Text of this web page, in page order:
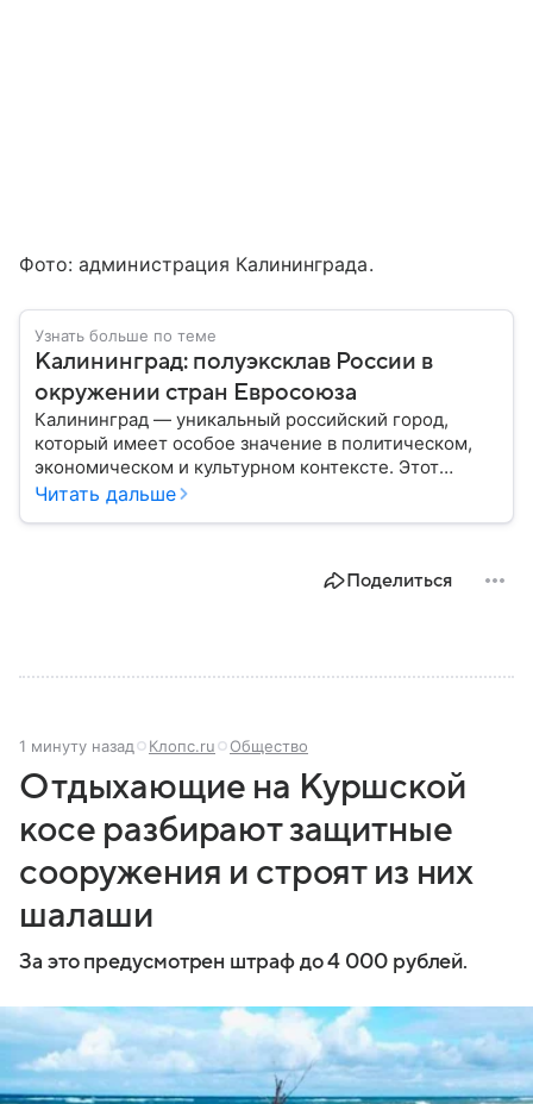
Фото: администрация Калининграда.
Узнать больше по теме
Калининград: полуэксклав России в
окружении стран Евросоюза
Калининград — уникальный российский город,
который имеет особое значение в политическом,
экономическом и культурном контексте. Этот
город, расположенный в самом сердце Европы,
Читать дальше
Поделиться
1 минуту назад Клопс.ru Общество
Отдыхающие на Куршской
косе разбирают защитные
сооружения и строят из них
шалаши
За это предусмотрен штраф до 4 000 рублей.